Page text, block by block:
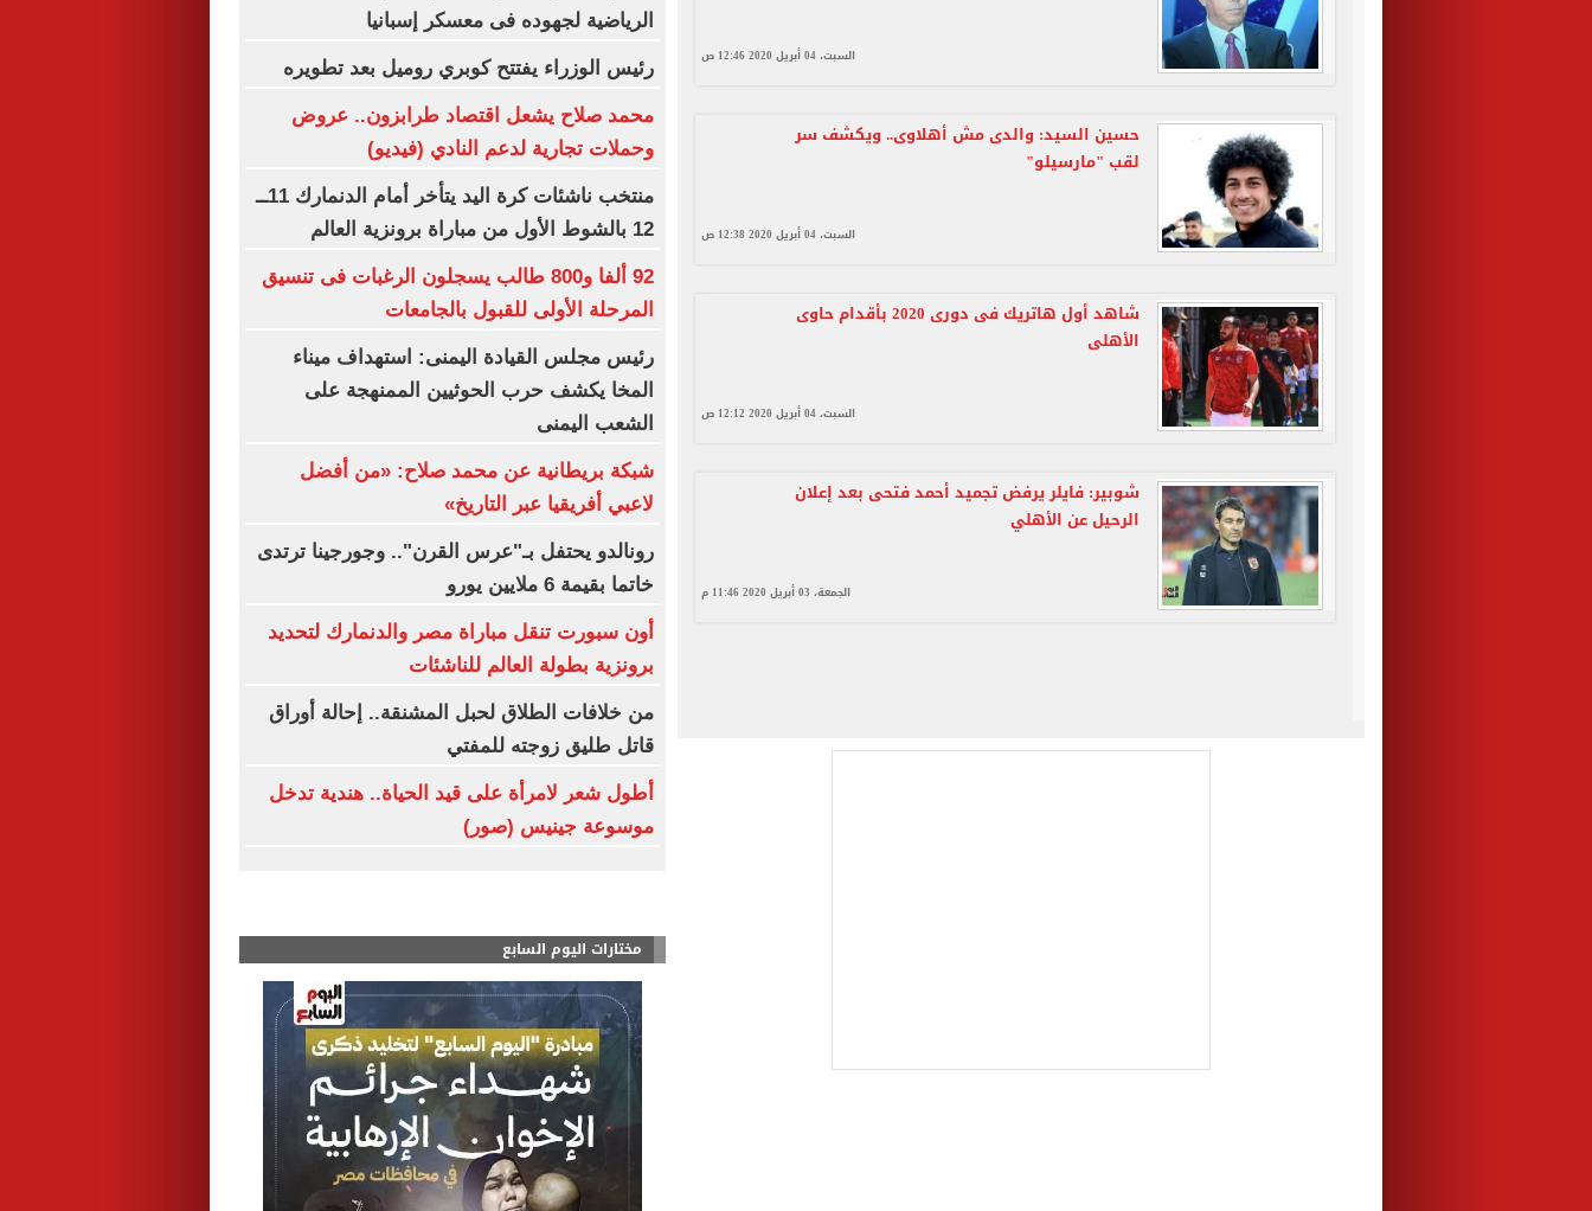
السبت، 04 أبريل 2020 12:46 ص
حسين السيد: والدى مش أهلاوى.. ويكشف سر
لقب "مارسيلو"
السبت، 04 أبريل 2020 12:38 ص
شاهد أول هاتريك فى دورى 2020 بأقدام حاوى
الأهلى
السبت، 04 أبريل 2020 12:12 ص
شوبير: فايلر يرفض تجميد أحمد فتحى بعد إعلان
الرحيل عن الأهلي
الجمعة، 03 أبريل 2020 11:46 م
الرياضية لجهوده فى معسكر إسبانيا
رئيس الوزراء يفتتح كوبري روميل بعد تطويره
محمد صلاح يشعل اقتصاد طرابزون.. عروض
وحملات تجارية لدعم النادي (فيديو)
منتخب ناشئات كرة اليد يتأخر أمام الدنمارك 11ــ
12 بالشوط الأول من مباراة برونزية العالم
92 ألفا و800 طالب يسجلون الرغبات فى تنسيق
المرحلة الأولى للقبول بالجامعات
رئيس مجلس القيادة اليمنى: استهداف ميناء
المخا يكشف حرب الحوثيين الممنهجة على
الشعب اليمنى
شبكة بريطانية عن محمد صلاح: «من أفضل
لاعبي أفريقيا عبر التاريخ»
رونالدو يحتفل بـ"عرس القرن".. وجورجينا ترتدى
خاتما بقيمة 6 ملايين يورو
أون سبورت تنقل مباراة مصر والدنمارك لتحديد
برونزية بطولة العالم للناشئات
من خلافات الطلاق لحبل المشنقة.. إحالة أوراق
قاتل طليق زوجته للمفتي
أطول شعر لامرأة على قيد الحياة.. هندية تدخل
موسوعة جينيس (صور)
مختارات اليوم السابع